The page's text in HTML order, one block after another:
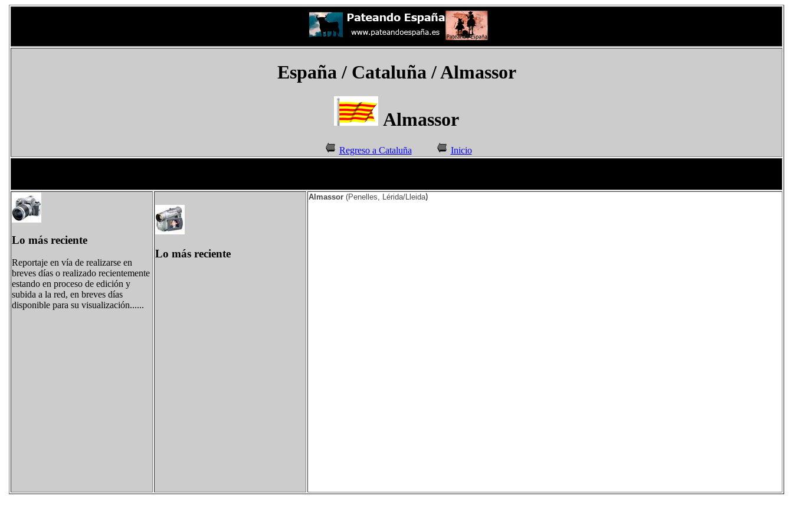
España/ Cataluña / Almassor
Almassor
Regreso a Cataluña Inicio
Lo más reciente
Reportaje en vía de realizarse en
breves días o realizado recientemente
estando en proceso de edición y
subida a la red, en breves días
disponible para su visualización......
Lo más reciente
Almassor (Penelles, Lérida/Lleida)